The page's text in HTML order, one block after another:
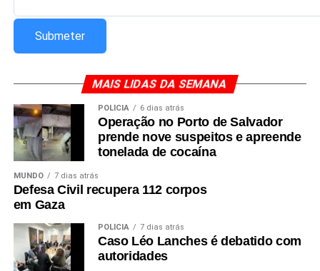
MAIS LIDAS DA SEMANA
POLÍCIA 6 dias atrás
Operação no Porto de Salvador
prende nove suspeitos e apreende
tonelada de cocaína
MUNDO 7 dias atrás
Defesa Civil recupera 112 corpos
em Gaza
POLÍCIA 7 dias atrás
Caso Léo Lanches é debatido com
autoridades